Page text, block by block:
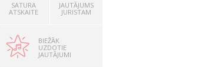
SATURA
ATSKAITE
JAUTĀJUMS
JURISTAM
BIEŽĀK
UZDOTIE
JAUTĀJUMI